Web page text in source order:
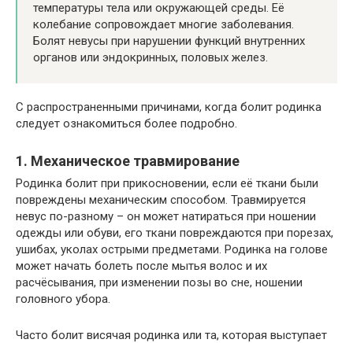
температуры тела или окружающей среды. Её
колебание сопровождает многие заболевания.
Болят невусы при нарушении функций внутренних
органов или эндокринных, половых желез.
С распространенными причинами, когда болит родинка
следует ознакомиться более подробно.
1. Механическое травмирование
Родинка болит при прикосновении, если её ткани были
повреждены механическим способом. Травмируется
невус по-разному – он может натираться при ношении
одежды или обуви, его ткани повреждаются при порезах,
ушибах, уколах острыми предметами. Родинка на голове
может начать болеть после мытья волос и их
расчёсывания, при изменении позы во сне, ношении
головного убора.
Часто болит висячая родинка или та, которая выступает